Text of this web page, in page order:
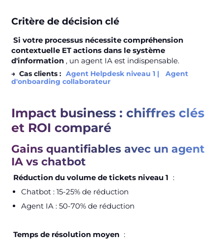
Critère de décision clé
Si votre processus nécessite compréhension
contextuelle ET actions dans le système
d'information , un agent IA est indispensable.
→ Cas clients : Agent Helpdesk niveau 1 |
Agent
d'onboarding collaborateur
Impact business : chiffres clés
et ROI comparé
Gains quantifiables avec un agent
IA vs chatbot
Réduction du volume de tickets niveau 1 :
Chatbot : 15-25% de réduction
Agent IA : 50-70% de réduction
Temps de résolution moyen :